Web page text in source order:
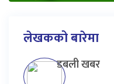
लेखकको बारेमा
डबली खबर